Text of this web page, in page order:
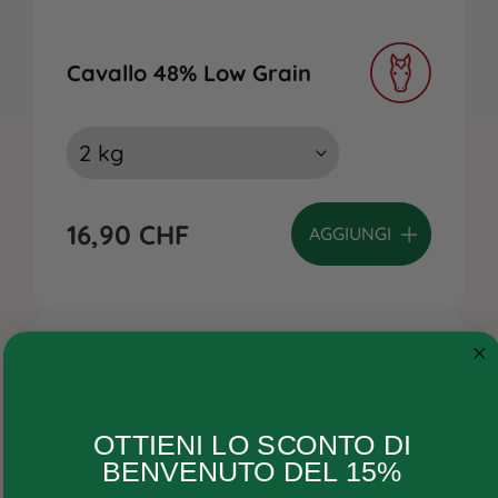
Gatto
Cavallo 48% Low Grain
16,90 CHF AGGIUNGI
OTTIENI LO SCONTO DI
BENVENUTO DEL 15%